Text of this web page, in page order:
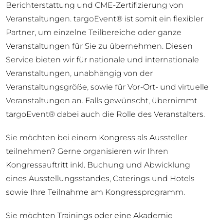
Berichterstattung und CME-Zertifizierung von
Veranstaltungen. targoEvent® ist somit ein flexibler
Partner, um einzelne Teilbereiche oder ganze
Veranstaltungen für Sie zu übernehmen. Diesen
Service bieten wir für nationale und internationale
Veranstaltungen, unabhängig von der
Veranstaltungsgröße, sowie für Vor-Ort- und virtuelle
Veranstaltungen an. Falls gewünscht, übernimmt
targoEvent® dabei auch die Rolle des Veranstalters.
Sie möchten bei einem Kongress als Aussteller
teilnehmen? Gerne organisieren wir Ihren
Kongressauftritt inkl. Buchung und Abwicklung
eines Ausstellungsstandes, Caterings und Hotels
sowie Ihre Teilnahme am Kongressprogramm.
Sie möchten Trainings oder eine Akademie